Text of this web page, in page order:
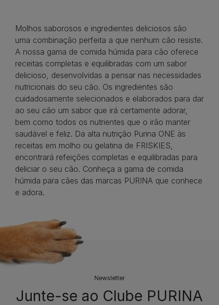
Molhos saborosos e ingredientes deliciosos são
uma combinação perfeita a que nenhum cão resiste.
A nossa gama de comida húmida para cão oferece
receitas completas e equilibradas com um sabor
delicioso, desenvolvidas a pensar nas necessidades
nutricionais do seu cão. Os ingredientes são
cuidadosamente selecionados e elaborados para dar
ao seu cão um sabor que irá certamente adorar,
bem como todos os nutrientes que o irão manter
saudável ​​e feliz. Da alta nutrição Purina ONE às
receitas em molho ou gelatina de FRISKIES,
encontrará refeições completas e equilibradas para
deliciar o seu cão. Conheça a gama de comida
húmida para cães das marcas PURINA que conhece
e adora.
Newsletter
Junte-se ao Clube PURINA